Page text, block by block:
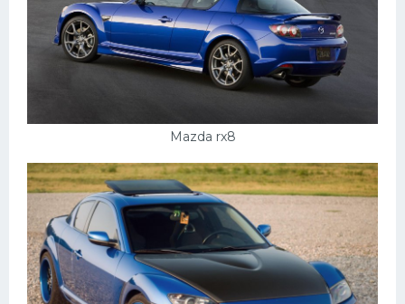
Mazda rx8
Самолеты
Корабли
Шкода
Вертолеты
Мазда
Самокаты